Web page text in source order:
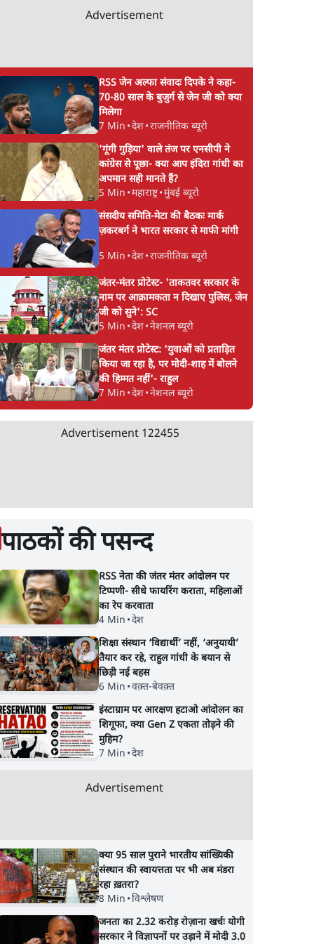
हैंडल
राम मंदिर में चढ़ावे को लेकर
विवाद: SP के मनोज यादव ने
BJP और RSS पर निशाना
बजे की ख़बरें
Advertisement
RSS जेन अल्फा संवादः दिपके ने कहा-
70-80 साल के बुजुर्ग से जेन जी को क्या
मिलेगा
7 Min •देश•राजनीतिक ब्यूरो
'गूंगी गुड़िया' वाले तंज पर एनसीपी ने
कांग्रेस से पूछा- क्या आप इंदिरा गांधी का
अपमान सही मानते हैं?
5 Min •महाराष्ट्र•मुंबई ब्यूरो
संसदीय समिति-मेटा की बैठकः मार्क
ज़करबर्ग ने भारत सरकार से माफी मांगी
5 Min •देश•राजनीतिक ब्यूरो
जंतर-मंतर प्रोटेस्ट- 'ताकतवर सरकार के
नाम पर आक्रामकता न दिखाए पुलिस, जेन
जी को सुने': SC
5 Min •देश•नेशनल ब्यूरो
जंतर मंतर प्रोटेस्ट: 'युवाओं को प्रताड़ित
किया जा रहा है, पर मोदी-शाह में बोलने
की हिम्मत नहीं'- राहुल
7 Min •देश•नेशनल ब्यूरो
Advertisement 122455
पाठकों की पसन्द
RSS नेता की जंतर मंतर आंदोलन पर
टिप्पणी- सीधे फायरिंग कराता, महिलाओं
का रेप करवाता
4 Min •देश
शिक्षा संस्थान ‘विद्यार्थी’ नहीं, ‘अनुयायी’
तैयार कर रहे, राहुल गांधी के बयान से
छिड़ी नई बहस
6 Min •वक़्त-बेवक़्त
इंस्टाग्राम पर आरक्षण हटाओ आंदोलन का
शिगूफा, क्या Gen Z एकता तोड़ने की
मुहिम?
7 Min •देश
Advertisement
क्या 95 साल पुराने भारतीय सांख्यिकी
संस्थान की स्वायत्तता पर भी अब मंडरा
रहा ख़तरा?
8 Min •विश्लेषण
जनता का 2.32 करोड़ रोज़ाना खर्चः योगी
सरकार ने विज्ञापनों पर उड़ाने में मोदी 3.0